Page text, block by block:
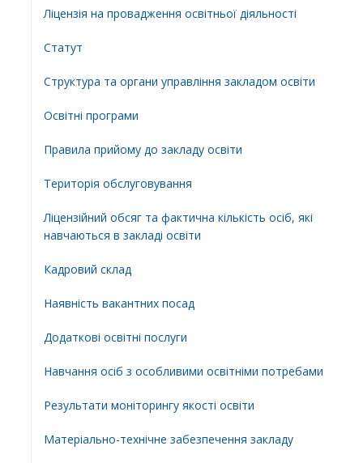
Ліцензія на провадження освітньої діяльності
Статут
Структура та органи управління закладом освіти
Освiтнi програми
Правила прийому до закладу освіти
Територiя обслуговування
Ліцензійний обсяг та фактична кількість осіб, які
навчаються в закладі освіти
Кадровий склад
Наявність вакантних посад
Додатковi освiтнi послуги
Навчання осіб з особливими освітніми потребами
Результати моніторингу якості освіти
Матеріально-технічне забезпечення закладу